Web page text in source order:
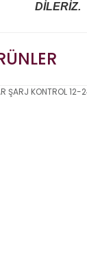
DİLERİZ.
ürüne ilk yorumu
yetersiz
tarafımıza